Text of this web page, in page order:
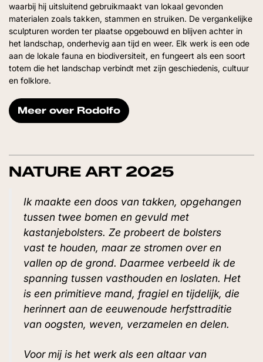
waarbij hij uitsluitend gebruikmaakt van lokaal gevonden
materialen zoals takken, stammen en struiken. De vergankelijke
sculpturen worden ter plaatse opgebouwd en blijven achter in
het landschap, onderhevig aan tijd en weer. Elk werk is een ode
aan de lokale fauna en biodiversiteit, en fungeert als een soort
totem die het landschap verbindt met zijn geschiedenis, cultuur
en folklore.
Meer over Rodolfo
NATURE ART 2025
Ik maakte een doos van takken, opgehangen
tussen twee bomen en gevuld met
kastanjebolsters. Ze probeert de bolsters
vast te houden, maar ze stromen over en
vallen op de grond. Daarmee verbeeld ik de
spanning tussen vasthouden en loslaten. Het
is een primitieve mand, fragiel en tijdelijk, die
herinnert aan de eeuwenoude herfsttraditie
van oogsten, weven, verzamelen en delen.
Voor mij is het werk als een altaar van